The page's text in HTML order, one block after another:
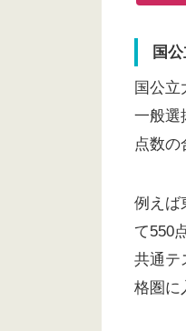
国
国公
一般選
点数の
例えば
て550
共通テ
格圏に